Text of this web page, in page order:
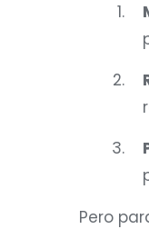
Pero